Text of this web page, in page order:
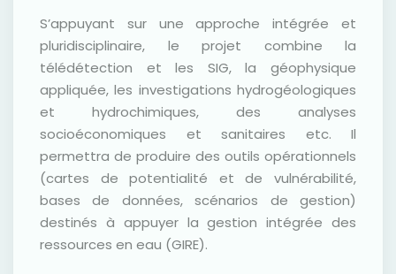
S’appuyant sur une approche intégrée et
pluridisciplinaire, le projet combine la
télédétection et les SIG, la géophysique
appliquée, les investigations hydrogéologiques
et hydrochimiques, des analyses
socioéconomiques et sanitaires etc. Il
permettra de produire des outils opérationnels
(cartes de potentialité et de vulnérabilité,
bases de données, scénarios de gestion)
destinés à appuyer la gestion intégrée des
ressources en eau (GIRE).